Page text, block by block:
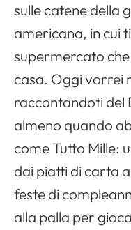
sulle catene della
americana, in cui
supermercato
casa. Oggi vorrei
raccontandoti del
almeno quando
come Tutto Mille:
dai piatti di carta
feste di
alla palla per